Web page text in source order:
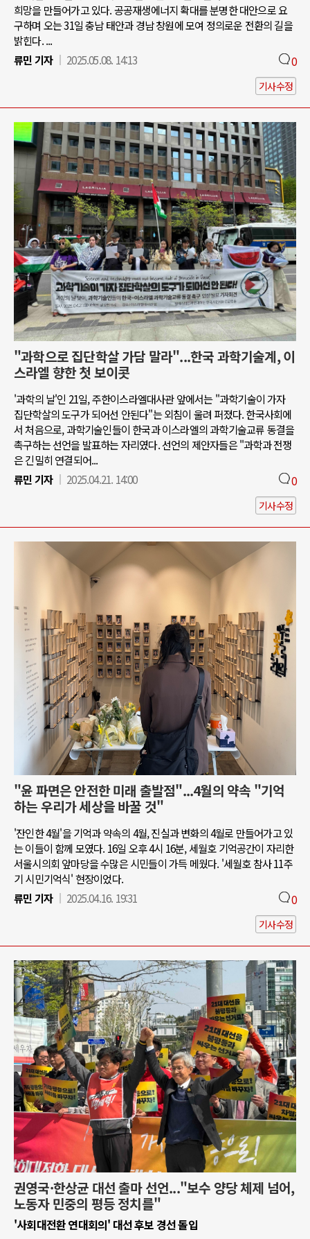
희망을 만들어가고 있다. 공공재생에너지 확대를 분명한 대안으로 요
구하며 오는 31일 충남 태안과 경남 창원에 모여 정의로운 전환의 길을
밝힌다. ...
류민 기자
2025.05.08. 14:13 0
기사수정
"과학으로 집단학살 가담 말라"...한국 과학기술계, 이
스라엘 향한 첫 보이콧
'과학의 날'인 21일, 주한이스라엘대사관 앞에서는 "과학기술이 가자
집단학살의 도구가 되어선 안된다"는 외침이 울려 퍼졌다. 한국사회에
서 처음으로, 과학기술인들이 한국과 이스라엘의 과학기술교류 동결을
촉구하는 선언을 발표하는 자리였다. 선언의 제안자들은 "과학과 전쟁
은 긴밀히 연결되어...
류민 기자
2025.04.21. 14:00 0
기사수정
"윤 파면은 안전한 미래 출발점"...4월의 약속 "기억
하는 우리가 세상을 바꿀 것"
'잔인한 4월'을 기억과 약속의 4월, 진실과 변화의 4월로 만들어가고 있
는 이들이 함께 모였다. 16일 오후 4시 16분, 세월호 기억공간이 자리한
서울시의회 앞마당을 수많은 시민들이 가득 메웠다. '세월호 참사 11주
기 시민기억식' 현장이었다.
류민 기자
2025.04.16. 19:31 0
기사수정
권영국·한상균 대선 출마 선언..."보수 양당 체제 넘어,
노동자 민중의 평등 정치를"
'사회대전환 연대회의' 대선 후보 경선 돌입